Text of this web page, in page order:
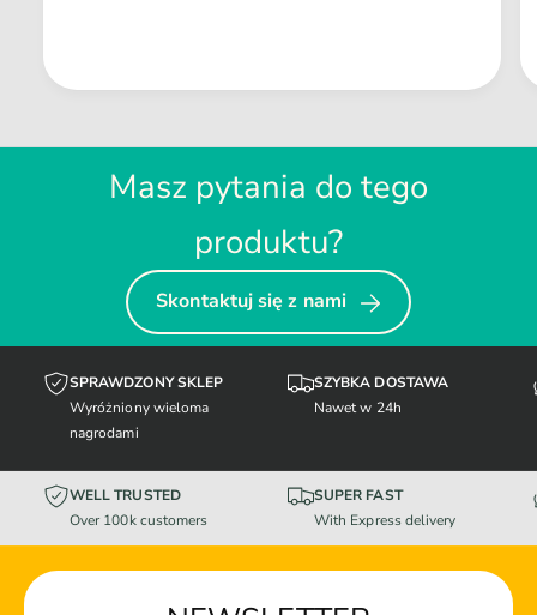
Masz pytania do tego
produktu?
Skontaktuj się z nami
SPRAWDZONY SKLEP
Wyróżniony wieloma
nagrodami
SZYBKA DOSTAWA
Nawet w 24h
WELL TRUSTED
Over 100k customers
SUPER FAST
With Express delivery